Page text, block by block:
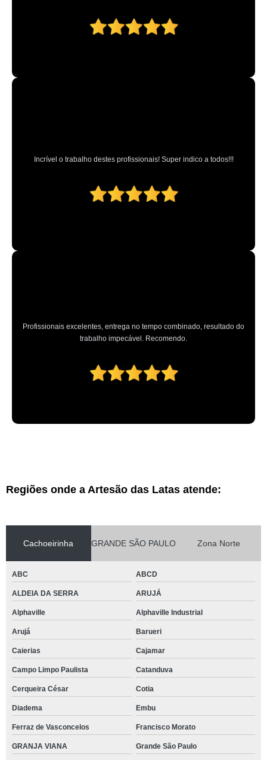
Incrível o trabalho destes profissionais! Super indico a todos!!!
Profissionais excelentes, entrega no tempo combinado, resultado do
trabalho impecável. Recomendo.
Regiões onde a Artesão das Latas atende:
Cachoeirinha GRANDE SÃO PAULO Zona Norte
ABC ABCD
ALDEIA DA SERRA ARUJÁ
Alphaville Alphaville Industrial
Arujá Barueri
Caierias Cajamar
Campo Limpo Paulista Catanduva
Cerqueira César Cotia
Diadema Embu
Ferraz de Vasconcelos Francisco Morato
GRANJA VIANA Grande São Paulo